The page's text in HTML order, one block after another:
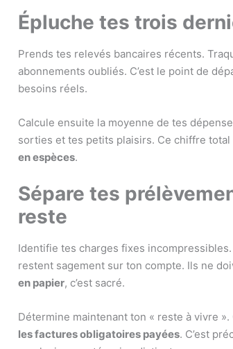
Épluche tes trois
Prends tes relevés bancaires récents.
abonnements oubliés. C’est le point de
besoins réels.
Calcule ensuite la moyenne de tes
sorties et tes petits plaisirs. Ce chiffre total
en espèces.
Sépare tes
reste
Identifie tes charges fixes
restent sagement sur ton compte. Ils ne
en papier, c’est sacré.
Détermine maintenant ton « reste à vivre ».
les factures obligatoires payées. C’est